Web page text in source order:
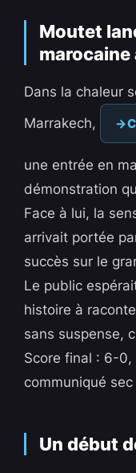
Moutet
Dans la chaleur
Marrakech,
une entrée en
démonstration
Face à lui, la
arrivait portée
succès sur le
Le public
histoire à
sans suspense,
Score final : 6-0,
communiqué
Un début